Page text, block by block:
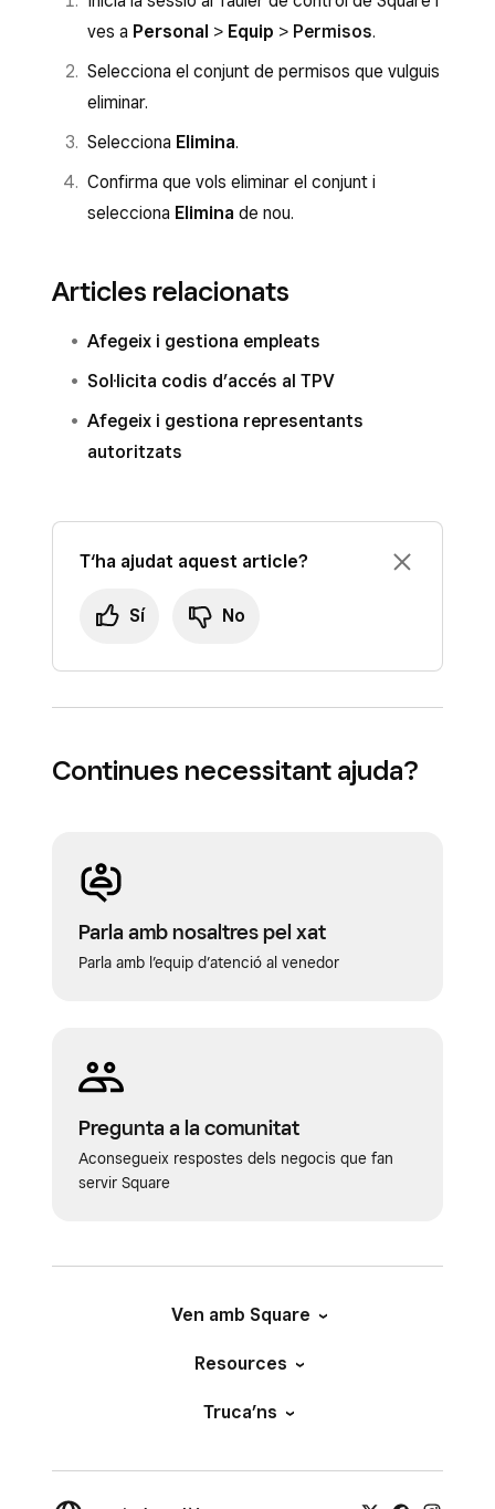
ves a Personal > Equip > Permisos.
Selecciona el conjunt de permisos que vulguis
eliminar.
Selecciona Elimina.
Confirma que vols eliminar el conjunt i
selecciona Elimina de nou.
Articles relacionats
Afegeix i gestiona empleats
Sol·licita codis d’accés al TPV
Afegeix i gestiona representants
autoritzats
T‘ha ajudat aquest article?
Sí No
Continues necessitant ajuda?
Parla amb nosaltres pel xat
Parla amb l’equip d’atenció al venedor
Pregunta a la comunitat
Aconsegueix respostes dels negocis que fan
servir Square
Ven amb Square
Resources
Truca’ns